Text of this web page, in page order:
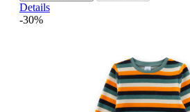
Details
-30%